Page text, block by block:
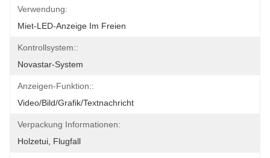
Verwendung:
Miet-LED-Anzeige Im Freien
Kontrollsystem::
Novastar-System
Anzeigen-Funktion::
Video/Bild/Grafik/Textnachricht
Verpackung Informationen:
Holzetui, Flugfall